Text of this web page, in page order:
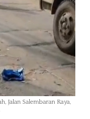
Jalan Salembaran Raya,